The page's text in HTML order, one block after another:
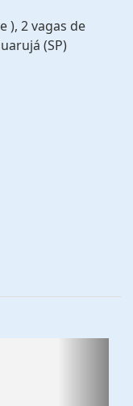
), 2 vagas de
(SP)